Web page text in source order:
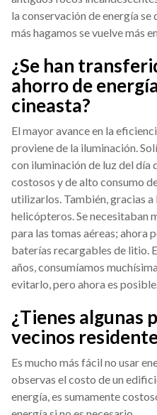
la conservación de energía se
más hagamos se vuelve más
¿Se han
ahorro de
cineasta?
El mayor avance en la
proviene de la iluminación.
con iluminación de luz del día
costosos y de alto consumo
utilizarlos. También, gracias a
helicópteros. Se necesitaban
para las tomas aéreas; ahora
baterías recargables de litio.
años, consumíamos
evitarlo, pero ahora es
¿Tienes algunas
vecinos
Es mucho más fácil no usar
observas el costo de un
energía, es sumamente